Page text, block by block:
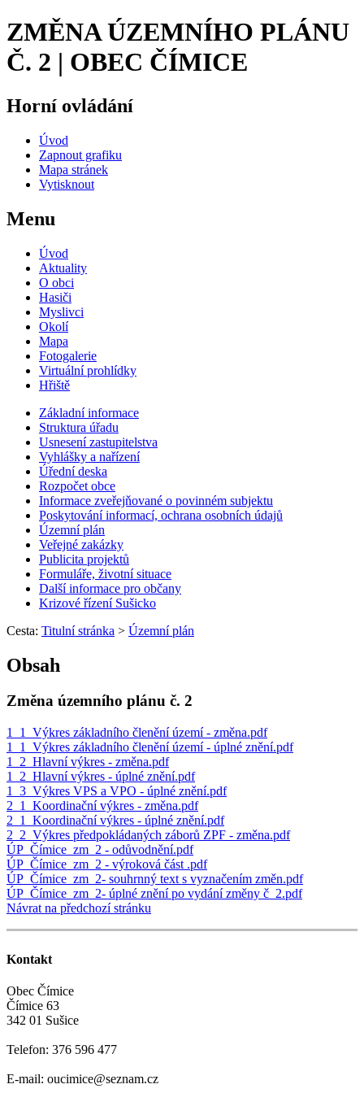
ZMĚNA ÚZEMNÍHO PLÁNU
Č. 2 | OBEC ČÍMICE
Horní ovládání
Úvod
Zapnout grafiku
Mapa stránek
Vytisknout
Menu
Úvod
Aktuality
O obci
Hasiči
Myslivci
Okolí
Mapa
Fotogalerie
Virtuální prohlídky
Hřiště
Základní informace
Struktura úřadu
Usnesení zastupitelstva
Vyhlášky a nařízení
Úřední deska
Rozpočet obce
Informace zveřejňované o povinném subjektu
Poskytování informací, ochrana osobních údajů
Územní plán
Veřejné zakázky
Publicita projektů
Formuláře, životní situace
Další informace pro občany
Krizové řízení Sušicko
Cesta: Titulní stránka > Územní plán
Obsah
Změna územního plánu č. 2
1_1_Výkres základního členění území - změna.pdf
1_1_Výkres základního členění území - úplné znění.pdf
1_2_Hlavní výkres - změna.pdf
1_2_Hlavní výkres - úplné znění.pdf
1_3_Výkres VPS a VPO - úplné znění.pdf
2_1_Koordinační výkres - změna.pdf
2_1_Koordinační výkres - úplné znění.pdf
2_2_Výkres předpokládaných záborů ZPF - změna.pdf
ÚP_Čímice_zm_2 - odůvodnění.pdf
ÚP_Čímice_zm_2 - výroková část .pdf
ÚP_Čímice_zm_2- souhrnný text s vyznačením změn.pdf
ÚP_Čímice_zm_2- úplné znění po vydání změny č_2.pdf
Návrat na předchozí stránku
Kontakt
Obec Čímice
Čímice 63
342 01 Sušice
Telefon: 376 596 477
E-mail: oucimice@seznam.cz